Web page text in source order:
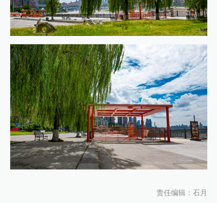
责任编辑：石月